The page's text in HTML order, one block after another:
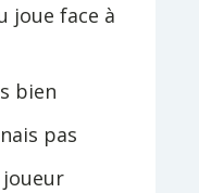
joue face à
bien
pas